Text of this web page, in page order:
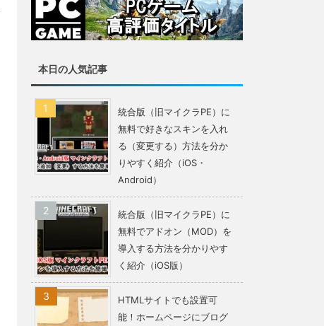
本日の人気記事
統合版（旧マイクラPE）に
無料で好きなスキンを入れ
る（変更する）方法を分か
りやすく紹介（iOS・
Android）
統合版（旧マイクラPE）に
無料でアドオン（MOD）を
導入する方法を分かりやす
く紹介（iOS版）
HTMLサイトでも設置可
能！ホームページにブログ